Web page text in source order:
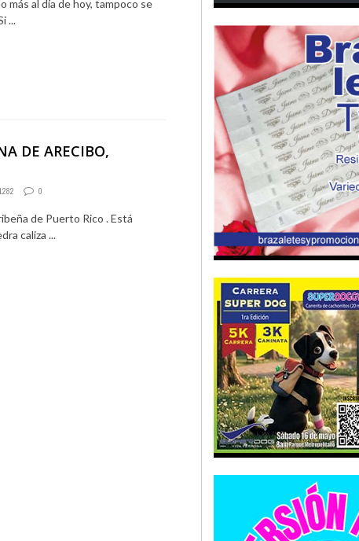
más al día de hoy, tampoco se
...
DE ARECIBO,
0
de Puerto Rico . Está
caliza ...